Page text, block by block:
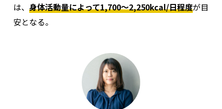
は、 身体活動量によって1,700～2,250kcal/日程度が目
安となる。